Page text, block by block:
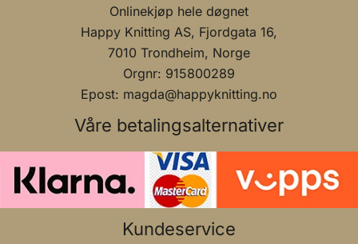
Onlinekjøp hele døgnet
Happy Knitting AS, Fjordgata 16,
7010 Trondheim, Norge
Orgnr: 915800289
Epost: magda@happyknitting.no
Våre betalingsalternativer
Kundeservice